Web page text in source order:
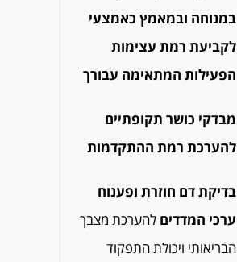
במנוחה ובמאמץ כאמצעי
לקביעת רמת עצימות
הפעילות המתאימה עבורך
מבדקי כושר תקופתיים
להערכת רמת ההתקדמות
בדיקת דם חוזרת ופענוח
ערכי המדדים להערכת מצבך
הבריאותי ויכולתהתפקוד